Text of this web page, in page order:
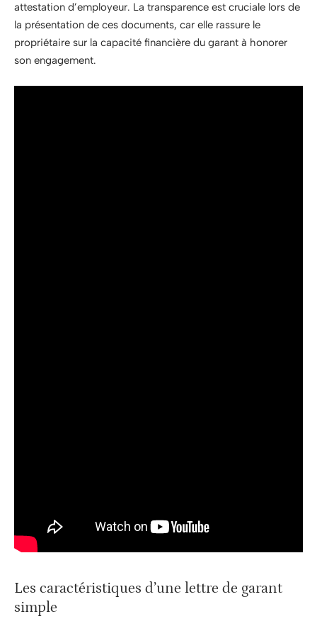
attestation d’employeur. La transparence est cruciale lors de
la présentation de ces documents, car elle rassure le
propriétaire sur la capacité financière du garant à honorer
son engagement.
Les caractéristiques d’une lettre de garant
simple